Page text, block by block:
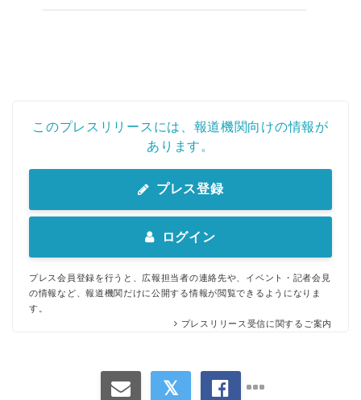
このプレスリリースには、報道機関向けの情報が
あります。
プレス登録
ログイン
プレス会員登録を行うと、広報担当者の連絡先や、イベント・記者会見
の情報など、報道機関だけに公開する情報が閲覧できるようになりま
す。
プレスリリース受信に関するご案内